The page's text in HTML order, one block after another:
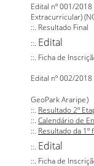
Edital nº 001/2018
Extracurricular)
::. Resultado Final
::. Edital
::. Ficha de
Edital nº 002/2018
GeoPark Araripe)
::. Resultado 2º
::. Calendário de
::. Resultado da 1º
::. Edital
::. Ficha de